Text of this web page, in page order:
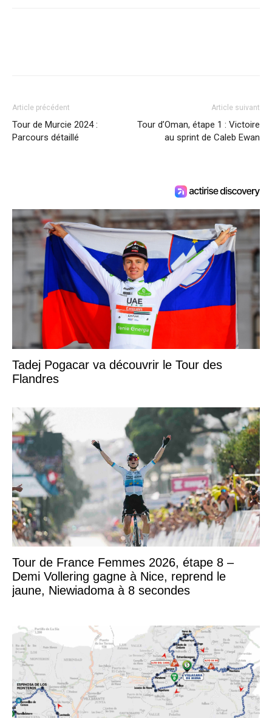
Article précédent
Tour de Murcie 2024 :
Parcours détaillé
Article suivant
Tour d’Oman, étape 1 : Victoire
au sprint de Caleb Ewan
Tadej Pogacar va découvrir le Tour des
Flandres
Tour de France Femmes 2026, étape 8 –
Demi Vollering gagne à Nice, reprend le
jaune, Niewiadoma à 8 secondes